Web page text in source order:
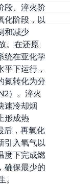
段、淬火阶
化阶段，以
和减少
。在还原
统在亚化学
平下运行，
氮转化为分
）。淬火
速冷却烟
形成热
后，再氧化
引入氧气以
度下完成燃
确保最少的